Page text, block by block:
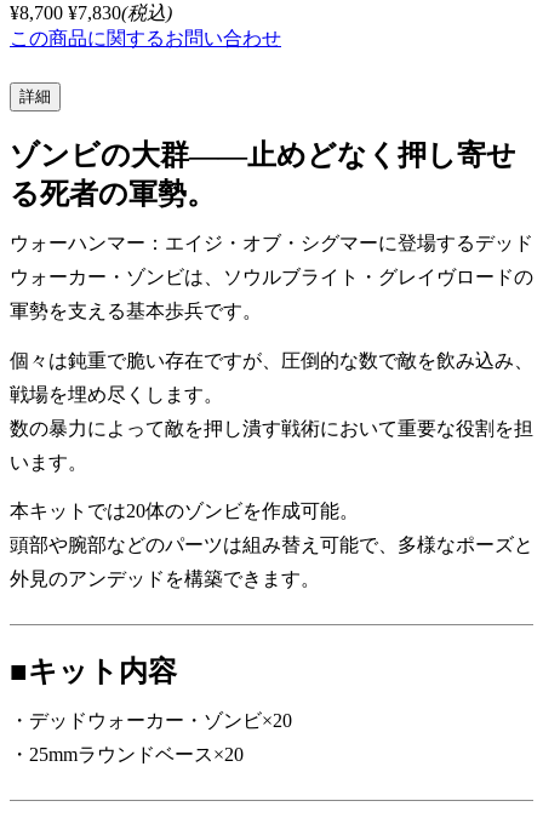
¥8,700 ¥7,830(税込)
この商品に関するお問い合わせ
詳細
ゾンビの大群――止めどなく押し寄せ
る死者の軍勢。
ウォーハンマー：エイジ・オブ・シグマーに登場するデッド
ウォーカー・ゾンビは、ソウルブライト・グレイヴロードの
軍勢を支える基本歩兵です。
個々は鈍重で脆い存在ですが、圧倒的な数で敵を飲み込み、
戦場を埋め尽くします。
数の暴力によって敵を押し潰す戦術において重要な役割を担
います。
本キットでは20体のゾンビを作成可能。
頭部や腕部などのパーツは組み替え可能で、多様なポーズと
外見のアンデッドを構築できます。
■キット内容
・デッドウォーカー・ゾンビ×20
・25mmラウンドベース×20